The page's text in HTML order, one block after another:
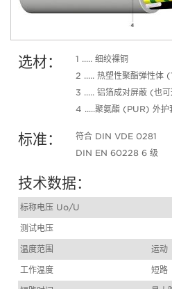
选材：
1 ..... 细绞裸铜
2 ..... 热塑性聚酯弹性体
3 ..... 铝箔成对屏蔽 (也
4 .....聚氨酯 (PUR) 外护
标准：
符合 DIN VDE 0281
DIN EN 60228 6 级
技术数据：
标称电压 Uo/U
测试电压
温度范围
运动
工作温度
短路